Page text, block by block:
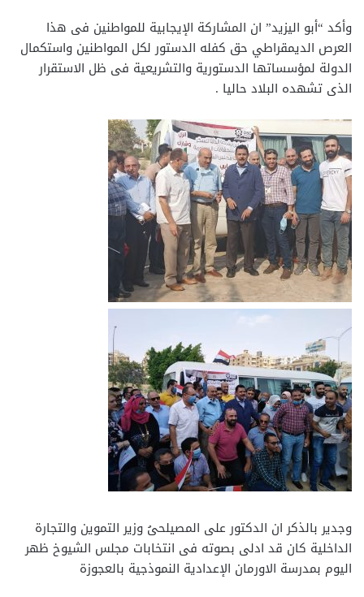
وأكد “أبو اليزيد” ان المشاركة الإيجابية للمواطنين فى هذا
العرص الديمقراطي حق كفله الدستور لكل المواطنين واستكمال
الدولة لمؤسساتها الدستورية والتشريعية فى ظل الاستقرار
الذى تشهده البلاد حاليا .
وجدير بالذكر ان الدكتور على المصيلحىُ وزير التموين والتجارة
الداخلية كان قد ادلى بصوته فى انتخابات مجلس الشيوخ ظهر
اليوم بمدرسة الاورمان الإعدادية النموذجية بالعجوزة